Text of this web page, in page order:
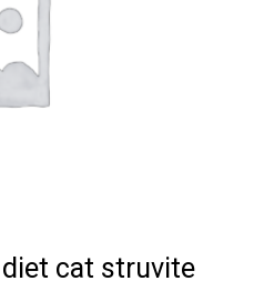
cat struvite